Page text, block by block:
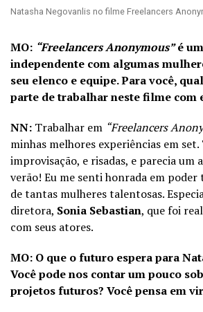
Natasha Negovanlis no filme Freelancers
MO: “Freelancers Anonymous”é
independente com algumas
seu elenco e equipe. Para você,
parte de trabalhar neste filme com
NN: Trabalhar em “Freelancers
minhas melhores experiências em
improvisação, e risadas, e parecia um
verão! Eu me senti honrada em
de tantas mulheres talentosas.
diretora, Sonia Sebastian, que foi
com seus atores.
MO: O que o futuro espera para
Você pode nos contar um pouco
projetos futuros? Você pensa em